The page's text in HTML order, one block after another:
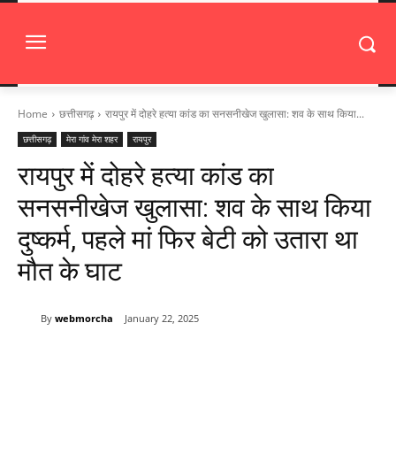
Home छत्तीसगढ़ रायपुर में दोहरे हत्या कांड का सनसनीखेज खुलासा: शव के साथ किया...
छत्तीसगढ़ मेरा गांव मेरा शहर रायपुर
रायपुर में दोहरे हत्या कांड का
सनसनीखेज खुलासा: शव के साथ किया
दुष्कर्म, पहले मां फिर बेटी को उतारा था
मौत के घाट
By webmorcha January 22, 2025